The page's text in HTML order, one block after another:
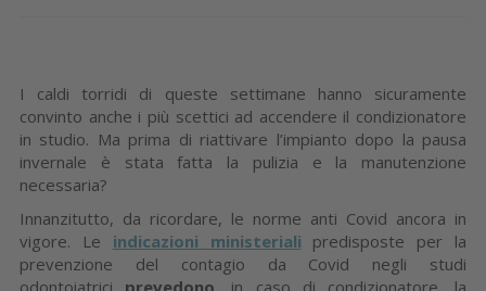
I caldi torridi di queste settimane hanno sicuramente
convinto anche i più scettici ad accendere il condizionatore
in studio. Ma prima di riattivare l’impianto dopo la pausa
invernale è stata fatta la pulizia e la manutenzione
necessaria?
Innanzitutto, da ricordare, le norme anti Covid ancora in
vigore. Le indicazioni ministeriali predisposte per la
prevenzione del contagio da Covid negli studi
odontoiatrici prevedono, in caso di condizionatore, la